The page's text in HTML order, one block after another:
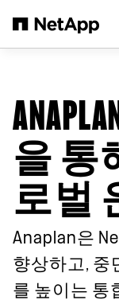
을 통
로벌
Anaplan은
향상하고, 중
를 높이는 통